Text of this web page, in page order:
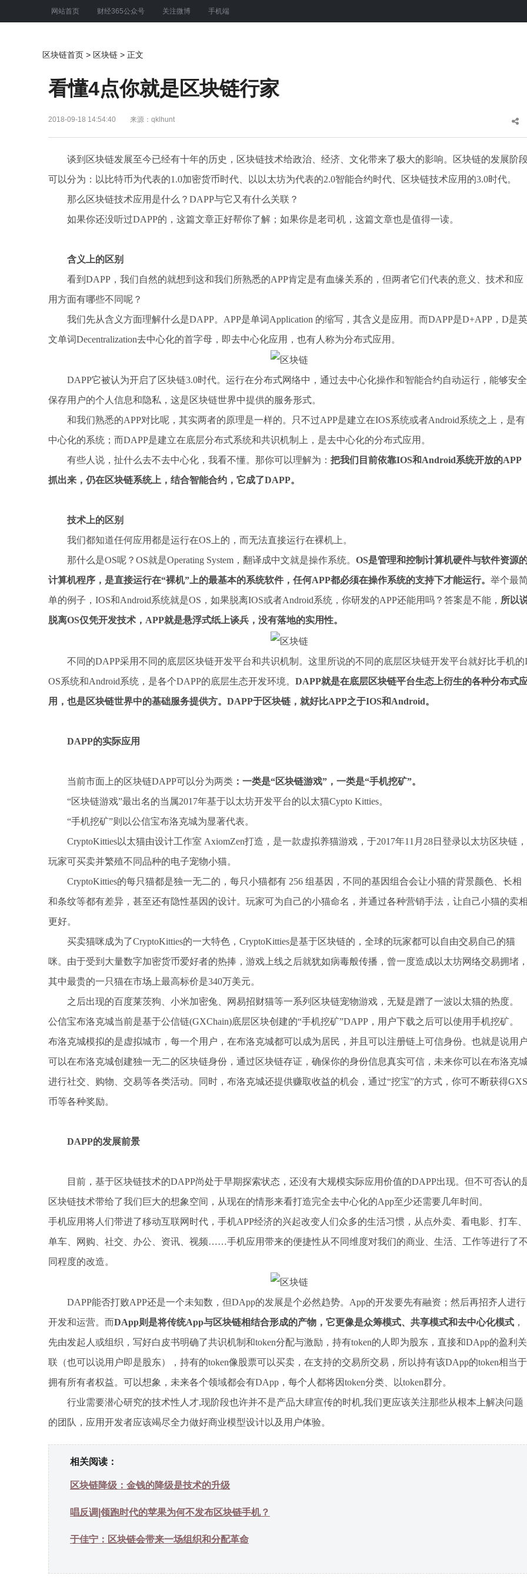
网站首页 财经365公众号 关注微博 手机端
区块链首页 > 区块链 > 正文
看懂4点你就是区块链行家
2018-09-18 14:54:40 来源：qklhunt
谈到区块链发展至今已经有十年的历史，区块链技术给政治、经济、文化带来了极大的影响。区块链的发展阶
可以分为：以比特币为代表的1.0加密货币时代、以以太坊为代表的2.0智能合约时代、区块链技术应用的3.0时代。
那么区块链技术应用是什么？DAPP与它又有什么关联？
如果你还没听过DAPP的，这篇文章正好帮你了解；如果你是老司机，这篇文章也是值得一读。
含义上的区别
看到DAPP，我们自然的就想到这和我们所熟悉的APP肯定是有血缘关系的，但两者它们代表的意义、技术和应
用方面有哪些不同呢？
我们先从含义方面理解什么是DAPP。APP是单词Application 的缩写，其含义是应用。而DAPP是D+APP，D是英
文单词Decentralization去中心化的首字母，即去中心化应用，也有人称为分布式应用。
DAPP它被认为开启了区块链3.0时代。运行在分布式网络中，通过去中心化操作和智能合约自动运行，能够安全
保存用户的个人信息和隐私，这是区块链世界中提供的服务形式。
和我们熟悉的APP对比呢，其实两者的原理是一样的。只不过APP是建立在IOS系统或者Android系统之上，是有
中心化的系统；而DAPP是建立在底层分布式系统和共识机制上，是去中心化的分布式应用。
有些人说，扯什么去不去中心化，我看不懂。那你可以理解为： 把我们目前依靠IOS和Android系统开放的APP
抓出来，仍在区块链系统上，结合智能合约，它成了DAPP。
技术上的区别
我们都知道任何应用都是运行在OS上的，而无法直接运行在裸机上。
那什么是OS呢？OS就是Operating System，翻译成中文就是操作系统。 OS是管理和控制计算机硬件与软件资源
计算机程序，是直接运行在“裸机”上的最基本的系统软件，任何APP都必须在操作系统的支持下才能运行。 举个最简
单的例子，IOS和Android系统就是OS，如果脱离IOS或者Android系统，你研发的APP还能用吗？答案是不能， 所以
脱离OS仅凭开发技术，APP就是悬浮式纸上谈兵，没有落地的实用性。
不同的DAPP采用不同的底层区块链开发平台和共识机制。这里所说的不同的底层区块链开发平台就好比手机的I
OS系统和Android系统，是各个DAPP的底层生态开发环境。 DAPP就是在底层区块链平台生态上衍生的各种分布式
用，也是区块链世界中的基础服务提供方。DAPP于区块链，就好比APP之于IOS和Android。
DAPP的实际应用
当前市面上的区块链DAPP可以分为两类 ：一类是“区块链游戏”，一类是“手机挖矿”。
“区块链游戏”最出名的当属2017年基于以太坊开发平台的以太猫Cypto Kitties。
“手机挖矿”则以公信宝布洛克城为显著代表。
CryptoKitties以太猫由设计工作室 AxiomZen打造，是一款虚拟养猫游戏，于2017年11月28日登录以太坊区块链，
玩家可买卖并繁殖不同品种的电子宠物小猫。
CryptoKitties的每只猫都是独一无二的，每只小猫都有 256 组基因，不同的基因组合会让小猫的背景颜色、长相
和条纹等都有差异，甚至还有隐性基因的设计。玩家可为自己的小猫命名，并通过各种营销手法，让自己小猫的卖相
更好。
买卖猫咪成为了CryptoKitties的一大特色，CryptoKitties是基于区块链的，全球的玩家都可以自由交易自己的猫
咪。由于受到大量数字加密货币爱好者的热捧，游戏上线之后就犹如病毒般传播，曾一度造成以太坊网络交易拥堵，
其中最贵的一只猫在市场上最高标价是340万美元。
之后出现的百度莱茨狗、小米加密兔、网易招财猫等一系列区块链宠物游戏，无疑是蹭了一波以太猫的热度。
公信宝布洛克城当前是基于公信链(GXChain)底层区块创建的“手机挖矿”DAPP，用户下载之后可以使用手机挖矿。
布洛克城模拟的是虚拟城市，每一个用户，在布洛克城都可以成为居民，并且可以注册链上可信身份。也就是说用户
可以在布洛克城创建独一无二的区块链身份，通过区块链存证，确保你的身份信息真实可信，未来你可以在布洛克
进行社交、购物、交易等各类活动。同时，布洛克城还提供赚取收益的机会，通过“挖宝”的方式，你可不断获得GXS
币等各种奖励。
DAPP的发展前景
目前，基于区块链技术的DAPP尚处于早期探索状态，还没有大规模实际应用价值的DAPP出现。但不可否认的
区块链技术带给了我们巨大的想象空间，从现在的情形来看打造完全去中心化的App至少还需要几年时间。
手机应用将人们带进了移动互联网时代，手机APP经济的兴起改变人们众多的生活习惯，从点外卖、看电影、打车、
单车、网购、社交、办公、资讯、视频……手机应用带来的便捷性从不同维度对我们的商业、生活、工作等进行了不
同程度的改造。
DAPP能否打败APP还是一个未知数，但DApp的发展是个必然趋势。App的开发要先有融资；然后再招齐人进行
开发和运营。而DApp则是将传统App与区块链相结合形成的产物，它更像是众筹模式、共享模式和去中心化模式 ，
先由发起人或组织，写好白皮书明确了共识机制和token分配与激励，持有token的人即为股东，直接和DApp的盈利关
联（也可以说用户即是股东），持有的token像股票可以买卖，在支持的交易所交易，所以持有该DApp的token相当于
拥有所有者权益。可以想象，未来各个领域都会有DApp，每个人都将因token分类、以token群分。
行业需要潜心研究的技术性人才,现阶段也许并不是产品大肆宣传的时机,我们更应该关注那些从根本上解决问题
的团队，应用开发者应该竭尽全力做好商业模型设计以及用户体验。
相关阅读：
区块链降级：金钱的降级是技术的升级
唱反调|领跑时代的苹果为何不发布区块链手机？
于佳宁：区块链会带来一场组织和分配革命